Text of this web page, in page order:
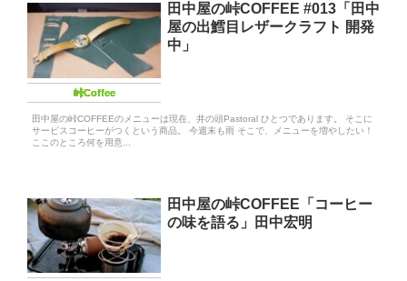
峠Coffee
田中屋の峠COFFEE #013「田中
屋の出鱈目レザークラフト 開発
中」
田中屋の峠COFFEEのメニューは現在、井の頭Pastoral ひとつであります。 そこに
サービスコーヒーがつくという商品。 今週末も雨 そこで、メニューを増やしたい！
ここのところ何を用意...
田中屋の峠COFFEE「コーヒー
の味を語る」田中宏明